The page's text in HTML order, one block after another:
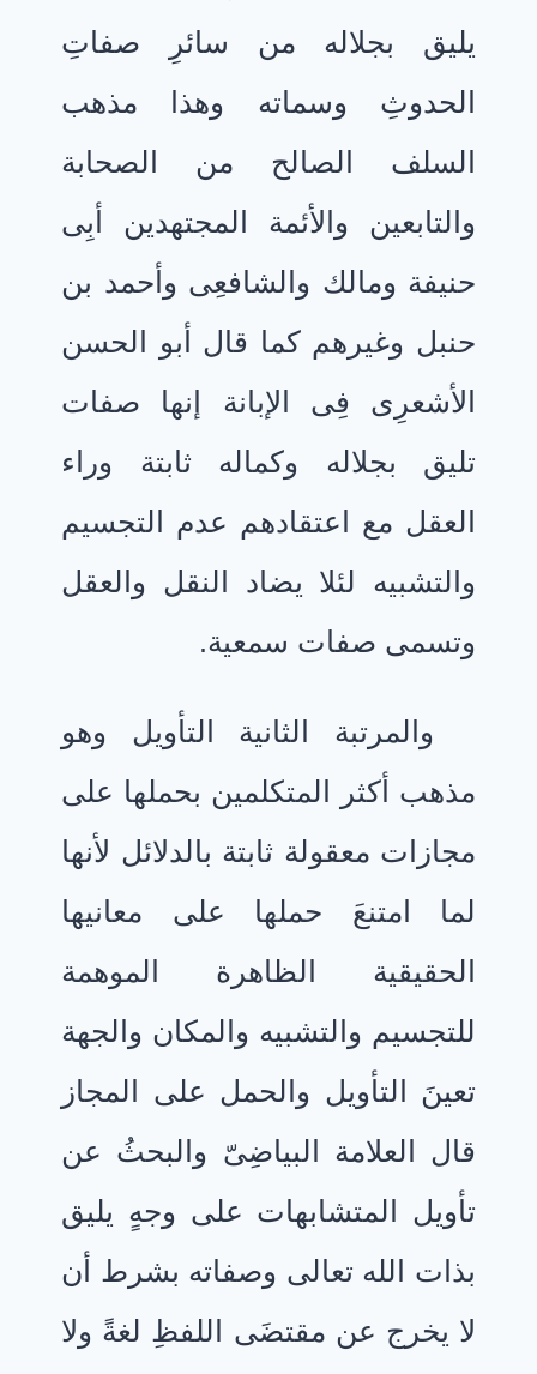
يليق بجلاله من سائرِ صفاتِ
الحدوثِ وسماته وهذا مذهب
السلف الصالح من الصحابة
والتابعين والأئمة المجتهدين أبِى
حنيفة ومالك والشافعِى وأحمد بن
حنبل وغيرهم كما قال أبو الحسن
الأشعرِى فِى الإبانة إنها صفات
تليق بجلاله وكماله ثابتة وراء
العقل مع اعتقادهم عدم التجسيم
والتشبيه لئلا يضاد النقل والعقل
وتسمى صفات سمعية.
والمرتبة الثانية التأويل وهو
مذهب أكثر المتكلمين بحملها على
مجازات معقولة ثابتة بالدلائل لأنها
لما امتنعَ حملها على معانيها
الحقيقية الظاهرة الموهمة
للتجسيم والتشبيه والمكان والجهة
تعينَ التأويل والحمل على المجاز
قال العلامة البياضِىّ والبحثُ عن
تأويل المتشابهات على وجهٍ يليق
بذات الله تعالى وصفاته بشرط أن
لا يخرج عن مقتضَى اللفظِ لغةً ولا